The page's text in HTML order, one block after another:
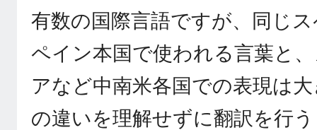
有数の国際言語ですが、同じ
ペイン本国で使われる言葉と
アなど中南米各国での表現は
の違いを理解せずに翻訳を行